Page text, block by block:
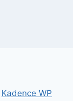
Kadence WP